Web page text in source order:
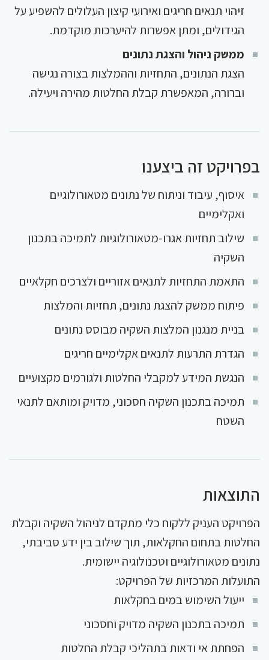
זיהוי תנאים חריגים ואירועי קיצון העלולים להשפיע על
הגידולים, ומתן אפשרות להיערכות מוקדמת.
ממשק ניהול והצגת נתונים
הצגת הנתונים, התחזיות וההמלצות בצורה נגישה
וברורה, המאפשרת קבלת החלטות מהירה ויעילה.
בפרויקט זה ביצענו
איסוף, עיבוד וניתוח של נתונים מטאורולוגיים
ואקלימיים
שילוב תחזיות אגרו-מטאורולוגיות לתמיכה בתכנון
השקיה
התאמת התחזיות לתנאים אזוריים ולצרכים חקלאיים
פיתוח ממשק להצגת נתונים, תחזיות והמלצות
בניית מנגנון המלצות השקיה מבוסס נתונים
הגדרת התרעות לתנאים אקלימיים חריגים
הנגשת המידע למקבלי החלטות ולגורמים מקצועיים
תמיכה בתכנון השקיה חסכוני, מדויק ומותאם לתנאי
השטח
התוצאות
הפרויקט העניק ללקוח כלי מתקדם לניהול השקיה וקבלת
החלטות בתחום החקלאות, תוך שילוב בין ידע סביבתי,
נתונים מטאורולוגיים וטכנולוגיה יישומית.
התועלות המרכזיות של הפרויקט:
ייעול השימוש במים בחקלאות
תמיכה בתכנון השקיה מדויק וחסכוני
הפחתת אי ודאות בתהליכי קבלת החלטות